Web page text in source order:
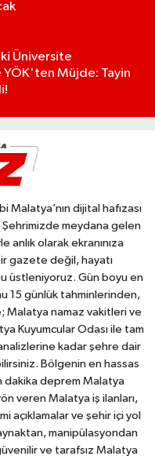
Üniversite
YÖK'ten Müjde: Tayin
dijital hafızası
meydana gelen
anlık olarak ekranınıza
gazete değil, hayatı
üstleniyoruz. Gün boyu en
15 günlük tahminlerinden,
Malatya namaz vakitleri ve
Kuyumcular Odası ile tam
kadar şehre dair
Bölgenin en hassas
dakika deprem Malatya
veren Malatya iş ilanları,
açıklamalar ve şehir içi yol
manipülasyondan
ve tarafsız Malatya